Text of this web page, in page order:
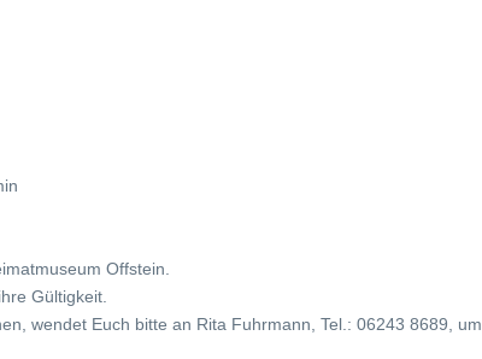
Offstein.
Gültigkeit.
wendet Euch bitte an Rita Fuhrmann, Tel.: 06243 8689, um